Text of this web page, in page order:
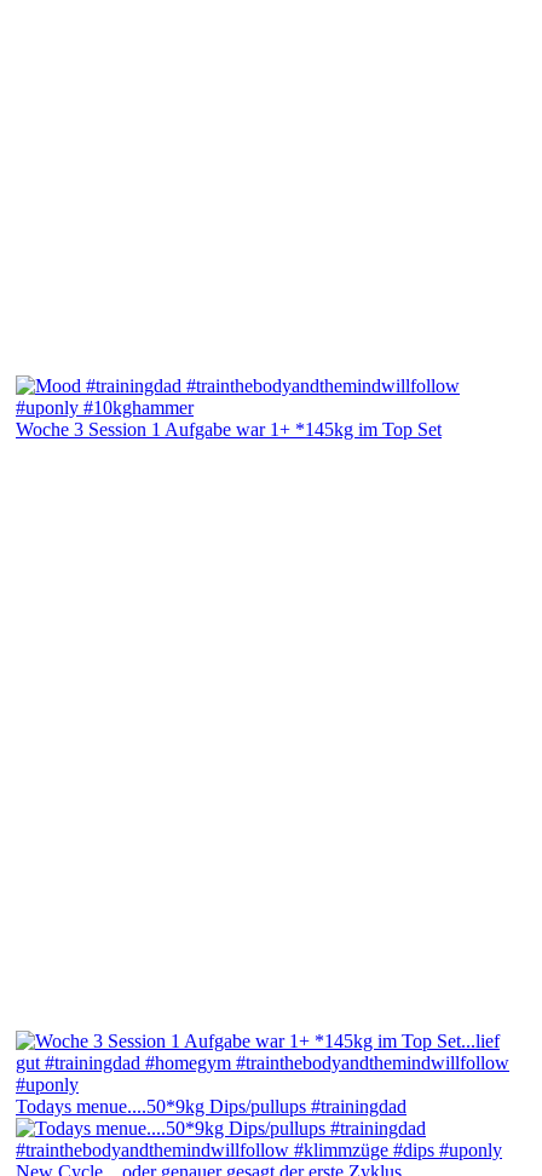
Woche 3 Session 1 Aufgabe war 1+ *145kg im Top Set
Todays menue....50*9kg Dips/pullups #trainingdad
New Cycle....oder genauer gesagt der erste Zyklus